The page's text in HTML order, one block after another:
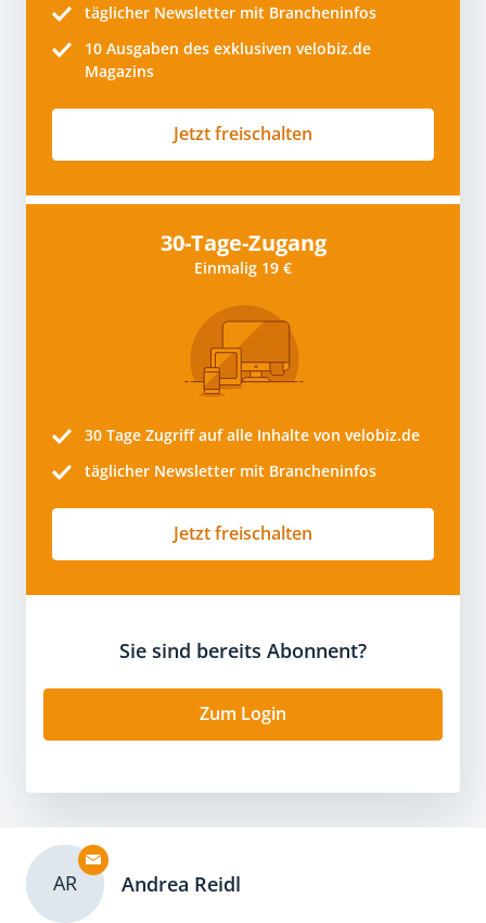
täglicher Newsletter mit Brancheninfos
10 Ausgaben des exklusiven velobiz.de
Magazins
Jetzt freischalten
30-Tage-Zugang
Einmalig 19 €
30 Tage Zugriff auf alle Inhalte von velobiz.de
täglicher Newsletter mit Brancheninfos
Jetzt freischalten
Sie sind bereits Abonnent?
Zum Login
AR Andrea Reidl